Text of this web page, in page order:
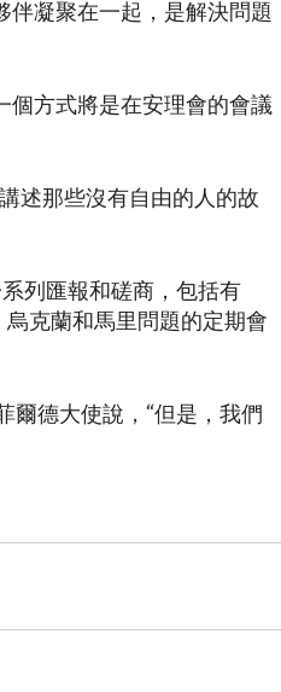
伴凝聚在一起，是解決問題
個方式將是在安理會的會議
述那些沒有自由的人的故
列匯報和磋商，包括有
克蘭和馬里問題的定期會
爾德大使說，“但是，我們